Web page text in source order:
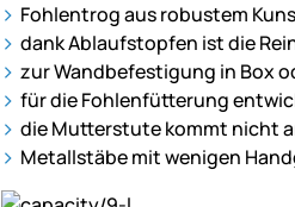
Fohlentrog aus robustem
dank Ablaufstopfen ist die
zur Wandbefestigung in Box
für die Fohlenfütterung
die Mutterstute kommt nicht
Metallstäbe mit wenigen